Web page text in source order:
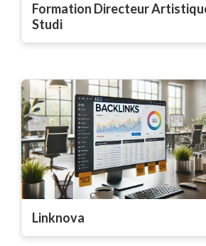
Formation Directeur
Studi
Linknova